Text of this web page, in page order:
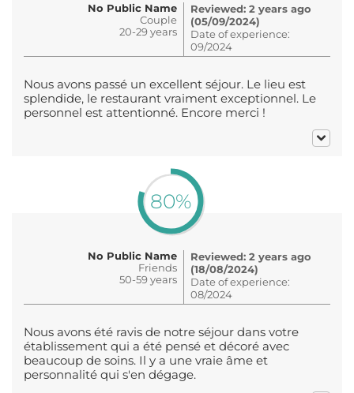
No Public Name
Couple
20-29 years
Reviewed: 2 years ago
(05/09/2024)
Date of experience:
09/2024
Nous avons passé un excellent séjour. Le lieu est
splendide, le restaurant vraiment exceptionnel. Le
personnel est attentionné. Encore merci !
80%
No Public Name
Friends
50-59 years
Reviewed: 2 years ago
(18/08/2024)
Date of experience:
08/2024
Nous avons été ravis de notre séjour dans votre
établissement qui a été pensé et décoré avec
beaucoup de soins. Il y a une vraie âme et
personnalité qui s'en dégage.